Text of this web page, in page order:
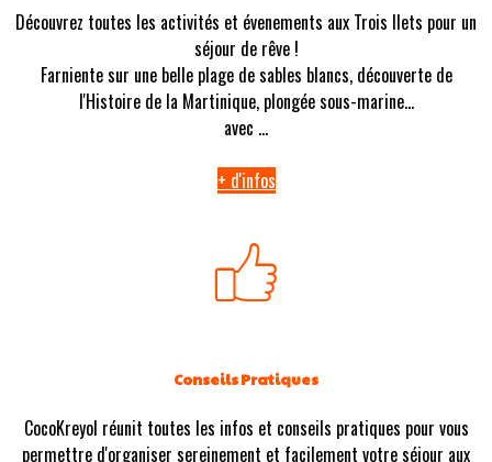
Découvrez toutes les activités et évenements aux Trois Ilets pour un
séjour de rêve !
Farniente sur une belle plage de sables blancs, découverte de
l'Histoire de la Martinique, plongée sous-marine...
avec ...
+ d'infos
Conseils Pratiques
CocoKreyol réunit toutes les infos et conseils pratiques pour vous
permettre d'organiser sereinement et facilement votre séjour aux